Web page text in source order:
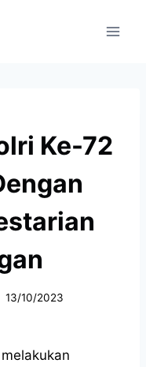
Ke-72
13/10/2023